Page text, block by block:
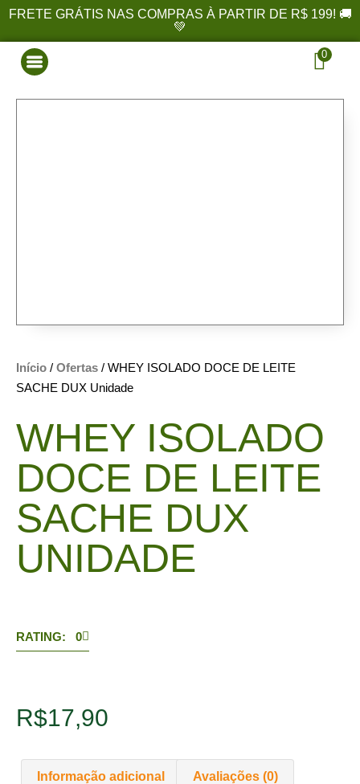
FRETE GRÁTIS NAS COMPRAS À PARTIR DE R$ 199! 🚚
💚
0
Início / Ofertas / WHEY ISOLADO DOCE DE LEITE
SACHE DUX Unidade
WHEY ISOLADO
DOCE DE LEITE
SACHE DUX
UNIDADE
RATING: 0
R$17,90
Informação adicional Avaliações (0)